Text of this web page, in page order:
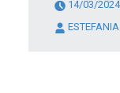
14/03/2024
ESTEFANIA